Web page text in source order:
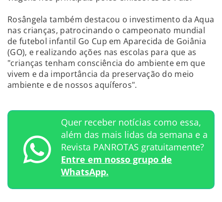
Rosângela também destacou o investimento da Aqua
nas crianças, patrocinando o campeonato mundial
de futebol infantil Go Cup em Aparecida de Goiânia
(GO), e realizando ações nas escolas para que as
"crianças tenham consciência do ambiente em que
vivem e da importância da preservação do meio
ambiente e de nossos aquíferos".
Quer receber notícias como essa,
além das mais lidas da semana e a
Revista PANROTAS gratuitamente?
Entre em nosso grupo de
WhatsApp.